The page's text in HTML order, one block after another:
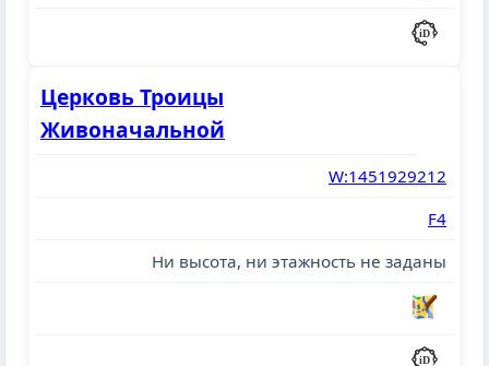
Церковь Троицы
Живоначальной
W:1451929212
F4
Ни высота, ни этажность не заданы